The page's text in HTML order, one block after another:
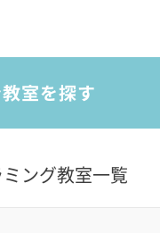
ング教室一覧